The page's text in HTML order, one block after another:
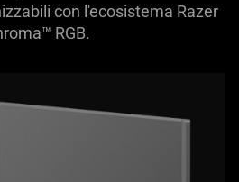
con l'ecosistema Razer
RGB.